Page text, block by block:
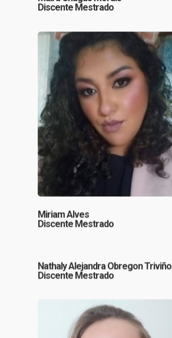
Discente Mestrado
Miriam Alves
Discente Mestrado
Nathaly Alejandra Obregon Triviño
Discente Mestrado